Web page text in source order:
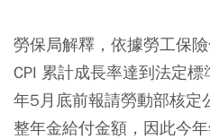
勞保局解釋，依據勞工保
CPI 累計成長率達到法定
年5月底前報請勞動部核定
整年金給付金額，因此今